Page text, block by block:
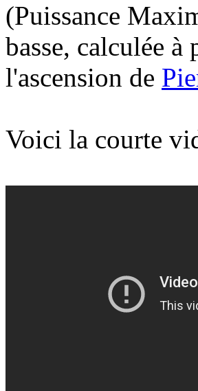
(Puissance
basse, calculée
l'ascension de
Voici la courte